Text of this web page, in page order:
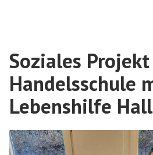
place
in
2030“
in
Maturaklasse“
Soziales
Handelsschule
Lebenshilfe